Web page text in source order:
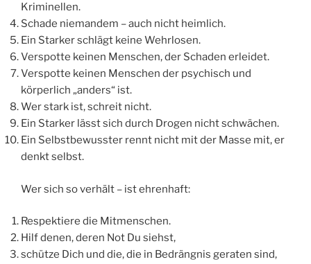
Kriminellen.
Schade niemandem – auch nicht heimlich.
Ein Starker schlägt keine Wehrlosen.
Verspotte keinen Menschen, der Schaden erleidet.
Verspotte keinen Menschen der psychisch und
körperlich „anders“ ist.
Wer stark ist, schreit nicht.
Ein Starker lässt sich durch Drogen nicht schwächen.
Ein Selbstbewusster rennt nicht mit der Masse mit, er
denkt selbst.
Wer sich so verhält – ist ehrenhaft:
Respektiere die Mitmenschen.
Hilf denen, deren Not Du siehst,
schütze Dich und die, die in Bedrängnis geraten sind,